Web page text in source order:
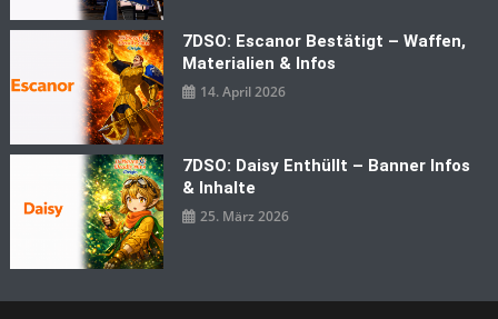
7DSO: Escanor Bestätigt – Waffen,
Materialien & Infos
14. April 2026
7DSO: Daisy Enthüllt – Banner Infos
& Inhalte
25. März 2026